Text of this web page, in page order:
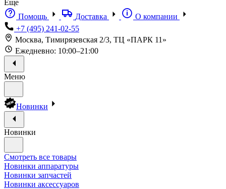
Еще
Помощь
Доставка
О компании
+7 (495) 241-02-55
Москва, Тимирязевская 2/3, ТЦ «ПАРК 11»
Ежедневно: 10:00–21:00
Меню
Новинки
Новинки
Смотреть все товары
Новинки аппаратуры
Новинки запчастей
Новинки аксессуаров